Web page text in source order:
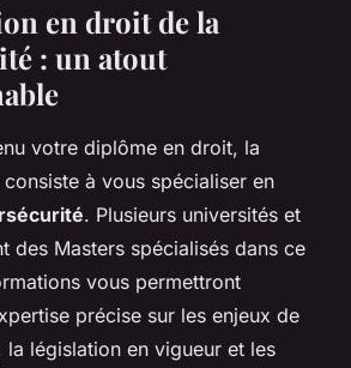
en droit de la
: un atout
votre diplôme en droit, la
à vous spécialiser en
. Plusieurs universités et
des Masters spécialisés dans ce
vous permettront
précise sur les enjeux de
la législation en vigueur et les